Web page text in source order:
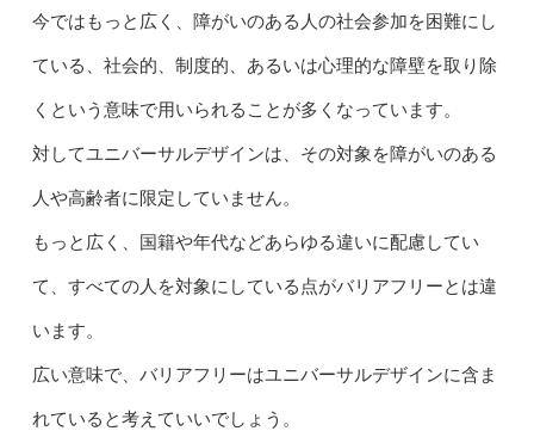
今ではもっと広く、障がいのある人の社会参加を困難にし
ている、社会的、制度的、あるいは心理的な障壁を取り除
くという意味で用いられることが多くなっています。
対してユニバーサルデザインは、その対象を障がいのある
人や高齢者に限定していません。
もっと広く、国籍や年代などあらゆる違いに配慮してい
て、すべての人を対象にしている点がバリアフリーとは違
います。
広い意味で、バリアフリーはユニバーサルデザインに含ま
れていると考えていいでしょう。